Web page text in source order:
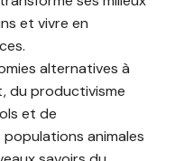
et vivre en
alternatives à
du productivisme
et de
animales